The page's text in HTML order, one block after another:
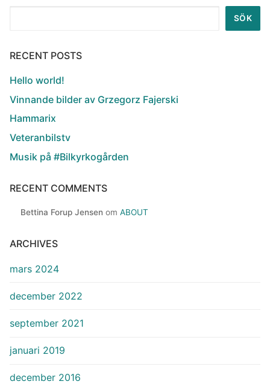
SÖK
RECENT POSTS
Hello world!
Vinnande bilder av Grzegorz Fajerski
Hammarix
Veteranbilstv
Musik på #Bilkyrkogården
RECENT COMMENTS
Bettina Forup Jensen om ABOUT
ARCHIVES
mars 2024
december 2022
september 2021
januari 2019
december 2016